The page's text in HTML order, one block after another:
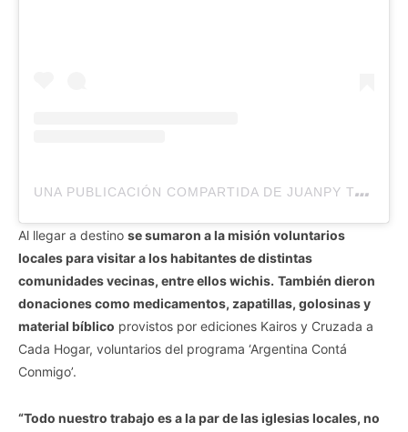
U
NA PUBLICACIÓN COMPARTIDA DE JUANPY TABARES (@JUANPI.TAB)
Al llegar a destino se sumaron a la misión voluntarios
locales para visitar a los habitantes de distintas
comunidades vecinas, entre ellos wichis. También dieron
donaciones como medicamentos, zapatillas, golosinas y
material bíblico provistos por ediciones Kairos y Cruzada a
Cada Hogar, voluntarios del programa ‘Argentina Contá
Conmigo’.
“Todo nuestro trabajo es a la par de las iglesias locales, no